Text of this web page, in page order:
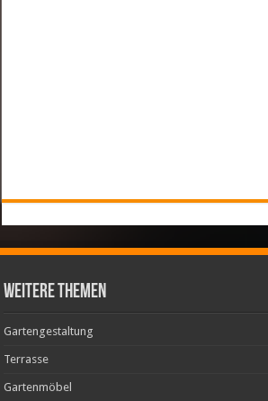
weitere Themen
Gartengestaltung
Terrasse
Gartenmöbel